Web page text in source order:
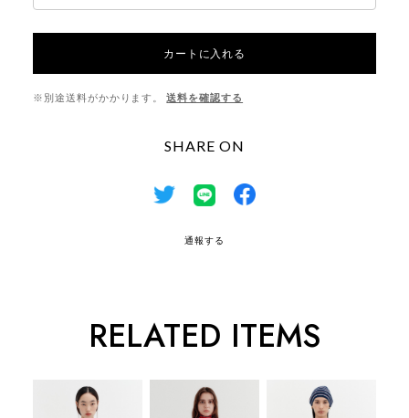
カートに入れる
※別途送料がかかります。 送料を確認する
SHARE ON
通報する
RELATED ITEMS